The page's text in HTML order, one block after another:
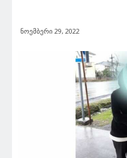
ნოემბერი 29, 2022